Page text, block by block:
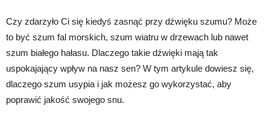
Czy zdarzyło Ci się kiedyś zasnąć przy dźwięku szumu? Może
to być szum fal morskich, szum wiatru w drzewach lub nawet
szum białego hałasu. Dlaczego takie dźwięki mają tak
uspokajający wpływ na nasz sen? W tym artykule dowiesz się,
dlaczego szum usypia i jak możesz go wykorzystać, aby
poprawić jakość swojego snu.